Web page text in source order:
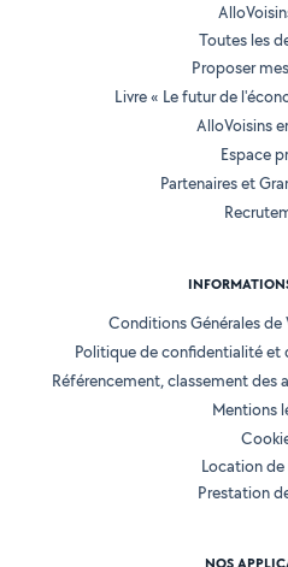
Toutes les
Proposer
Livre « Le futur de
AlloVoisins
Espace
Partenaires et
Conditions Générales
Politique de confidentialité et
Référencement, classement des
Mentions
Location
Prestation